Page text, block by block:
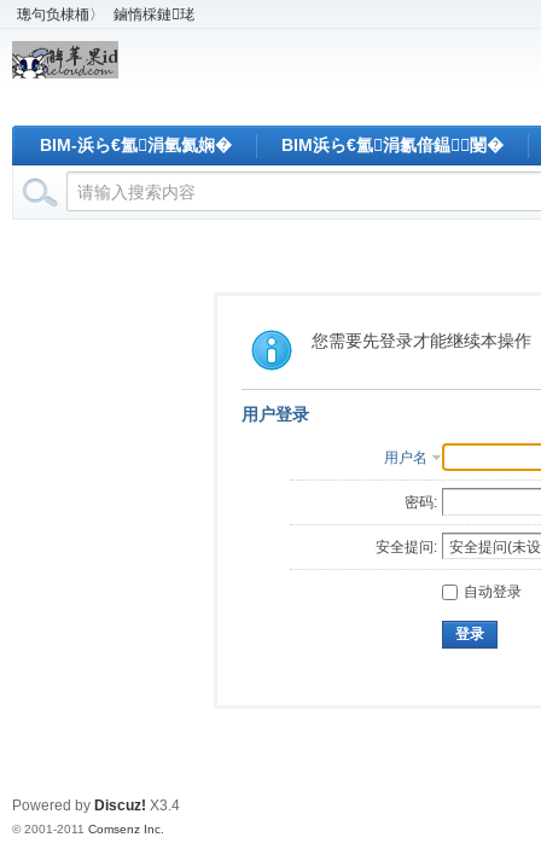
璁句负棣栭〉 鏀惰棌鏈珯
BIM-浜ら€氳涓氫氦娴� BIM浜ら€氳涓氱偣鎾闄�
您需要先登录才能继续本操作
用户登录
用户名
密码:
安全提问:
自动登录
登录
Powered by Discuz! X3.4
© 2001-2011 Comsenz Inc.